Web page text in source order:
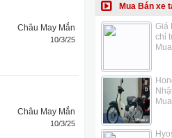
Châu May Mắn
10/3/25
Châu May Mắn
10/3/25
Mua Bán xe
Giá
chỉ